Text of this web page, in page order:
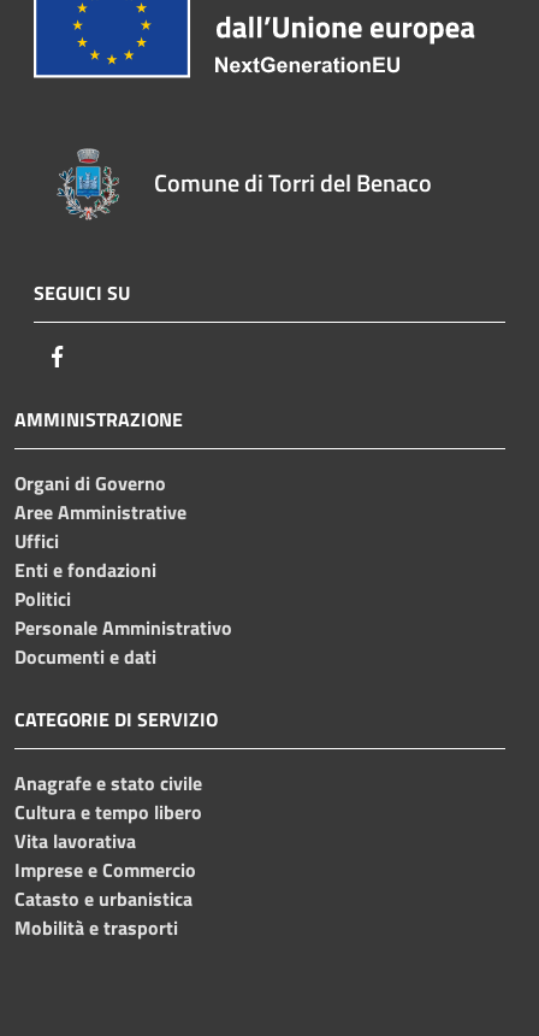
Comune di Torri del Benaco
SEGUICI SU
AMMINISTRAZIONE
Organi di Governo
Aree Amministrative
Uffici
Enti e fondazioni
Politici
Personale Amministrativo
Documenti e dati
CATEGORIE DI SERVIZIO
Anagrafe e stato civile
Cultura e tempo libero
Vita lavorativa
Imprese e Commercio
Catasto e urbanistica
Mobilità e trasporti